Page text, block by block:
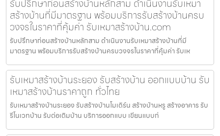
รับปรึกษาก่อนสร้างบ้านหลักสาม ดำเนินงานรับเหมา
สร้างบ้านที่มีมาตรฐาน พร้อมบริการรับสร้างบ้านครบ
วงจรในราคาที่คุ้มค่า รับเหมาสร้างบ้าน.com
รับปรึกษาก่อนสร้างบ้านหลักสาม ดำเนินงานรับเหมาสร้างบ้านที่มี
มาตรฐาน พร้อมบริการรับสร้างบ้านครบวงจรในราคาที่คุ้มค่า รับเห
รับเหมาสร้างบ้านระยอง รับสร้างบ้าน ออกแบบบ้าน รับ
เหมาสร้างบ้านราคาถูก ทั่วไทย
รับเหมาสร้างบ้านระยอง รับสร้างบ้านโมเดิร์น สร้างบ้านหรู สร้างอาคาร รับ
รีโนเวทบ้าน รับต่อเติมบ้าน บริการออกแบบ เขียนแบบก่